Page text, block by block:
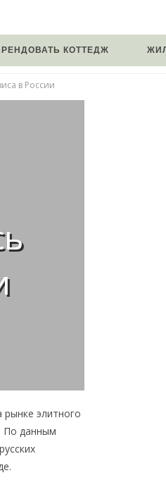
КОТТЕДЖ
в России
элитного
По данным